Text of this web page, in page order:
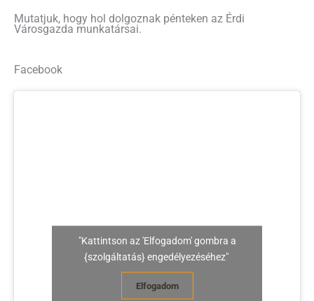
Mutatjuk, hogy hol dolgoznak pénteken az Érdi
Városgazda munkatársai.
Facebook
"Kattintson az 'Elfogadom' gombra a
{szolgáltatás} engedélyezéséhez"
Elfogadom